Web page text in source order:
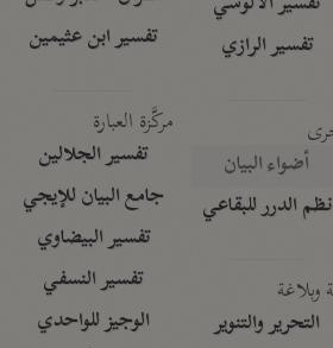
تفسير الرازي
أضواء البيان
نظم الدرر للبقاعي
وبلاغة
التحرير والتنوير
تفسير ابن عثيمين
مركَّزة العبارة
تفسير الجلالين
جامع البيان للإيجي
تفسير البيضاوي
تفسير النسفي
الوجيز للواحدي